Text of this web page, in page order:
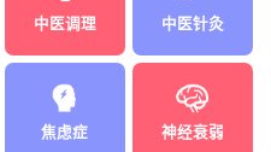
中医调理 中医针灸
焦虑症 神经衰弱